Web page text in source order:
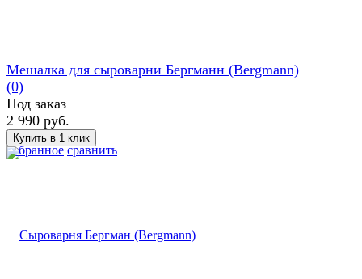
избранное сравнить
Мешалка для сыроварни Бергманн (Bergmann)
(0)
Под заказ
2 990 руб.